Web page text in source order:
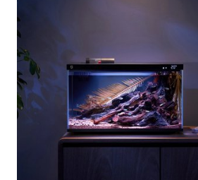
Умный аквариум XIAOMI MIJIA
MYG100
Технологии и функциональность
делают его идеальным для тех,
аквариумистикой, но не хочет
времени и усилий на уход за
дополнительным функциям,